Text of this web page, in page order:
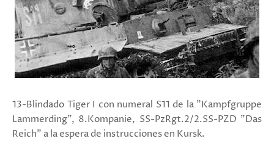
13-Blindado Tiger I con numeral S11 de la "Kampfgruppe
Lammerding", 8.Kompanie, SS-PzRgt.2/2.SS-PZD "Das
Reich" a la espera de instrucciones en Kursk.